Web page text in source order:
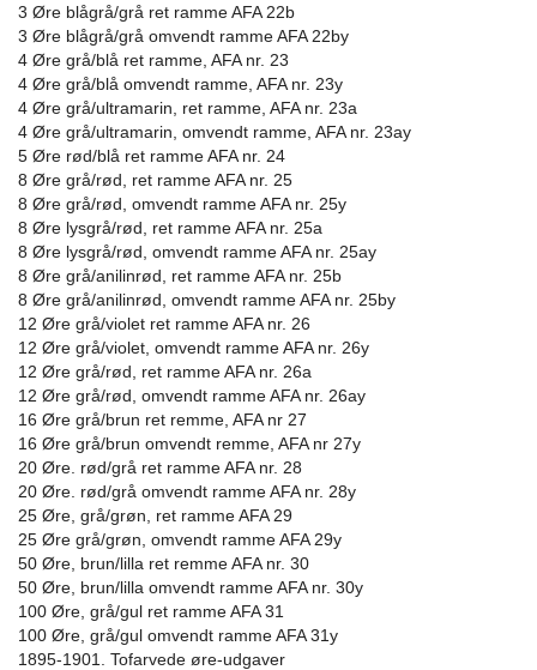
3 Øre blågrå/grå ret ramme AFA 22b
3 Øre blågrå/grå omvendt ramme AFA 22by
4 Øre grå/blå ret ramme, AFA nr. 23
4 Øre grå/blå omvendt ramme, AFA nr. 23y
4 Øre grå/ultramarin, ret ramme, AFA nr. 23a
4 Øre grå/ultramarin, omvendt ramme, AFA nr. 23ay
5 Øre rød/blå ret ramme AFA nr. 24
8 Øre grå/rød, ret ramme AFA nr. 25
8 Øre grå/rød, omvendt ramme AFA nr. 25y
8 Øre lysgrå/rød, ret ramme AFA nr. 25a
8 Øre lysgrå/rød, omvendt ramme AFA nr. 25ay
8 Øre grå/anilinrød, ret ramme AFA nr. 25b
8 Øre grå/anilinrød, omvendt ramme AFA nr. 25by
12 Øre grå/violet ret ramme AFA nr. 26
12 Øre grå/violet, omvendt ramme AFA nr. 26y
12 Øre grå/rød, ret ramme AFA nr. 26a
12 Øre grå/rød, omvendt ramme AFA nr. 26ay
16 Øre grå/brun ret remme, AFA nr 27
16 Øre grå/brun omvendt remme, AFA nr 27y
20 Øre. rød/grå ret ramme AFA nr. 28
20 Øre. rød/grå omvendt ramme AFA nr. 28y
25 Øre, grå/grøn, ret ramme AFA 29
25 Øre grå/grøn, omvendt ramme AFA 29y
50 Øre, brun/lilla ret remme AFA nr. 30
50 Øre, brun/lilla omvendt ramme AFA nr. 30y
100 Øre, grå/gul ret ramme AFA 31
100 Øre, grå/gul omvendt ramme AFA 31y
1895-1901. Tofarvede øre-udgaver